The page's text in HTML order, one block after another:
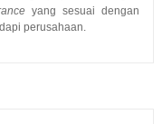
yang sesuai dengan
perusahaan.